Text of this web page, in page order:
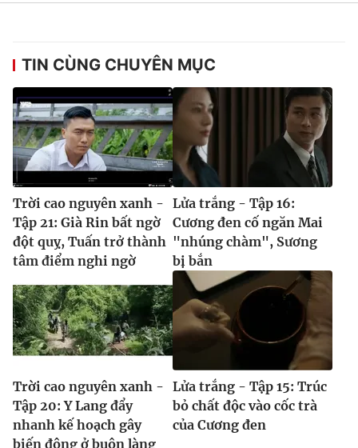
TIN CÙNG CHUYÊN MỤC
Trời cao nguyên xanh -
Tập 21: Già Rin bất ngờ
đột quỵ, Tuấn trở thành
tâm điểm nghi ngờ
Lửa trắng - Tập 16:
Cương đen cố ngăn Mai
"nhúng chàm", Sương
bị bắn
Trời cao nguyên xanh -
Tập 20: Y Lang đẩy
nhanh kế hoạch gây
biến động ở buôn làng
Lửa trắng - Tập 15: Trúc
bỏ chất độc vào cốc trà
của Cương đen